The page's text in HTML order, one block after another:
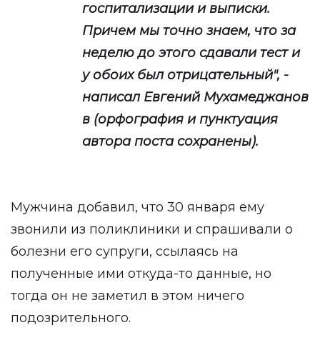
госпитализации и выписки.
Причем мы точно знаем, что за
неделю до этого сдавали тест и
у обоих был отрицательный", -
написал Евгений Мухамеджанов
в (орфография и пунктуация
автора поста сохранены).
Мужчина добавил, что 30 января ему
звонили из поликлиники и спрашивали о
болезни его супруги, ссылаясь на
полученные ими откуда-то данные, но
тогда он не заметил в этом ничего
подозрительного.